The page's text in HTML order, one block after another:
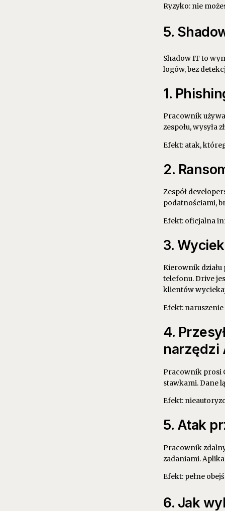
Ryzyko: nie
5.
Shadow IT to
logów, bez
1.
Pracownik
zespołu,
Efekt: atak,
2.
Zespół
podatnościami,
Efekt: oficjalna
3.
Kierownik działu
telefonu. Drive
klientów
Efekt:
4.
narzędzi
Pracownik prosi
stawkami. Dane
Efekt:
5. Atak
Pracownik
zadaniami.
Efekt: pełne
6. Jak